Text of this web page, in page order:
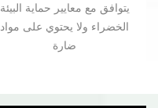
يتوافق مع معايير حماية البيئة
الخضراء ولا يحتوي على مواد
ضارة